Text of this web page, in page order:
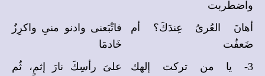
واضطربت
فاتْبَعنى وادنو منىِ واكرِزُ
خَادمَا
أهانَ العُرىُ عِندَكَ؟ أم
ضَعفُت
علىَ رأسِكَ نارَ إثمٍ، ثُم
3- يا من تركت إلهك